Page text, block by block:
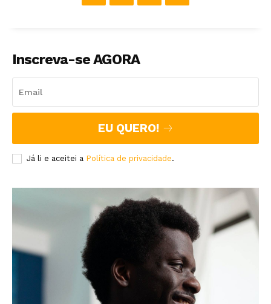
Inscreva-se AGORA
EU QUERO!
Já li e aceitei a Política de privacidade.